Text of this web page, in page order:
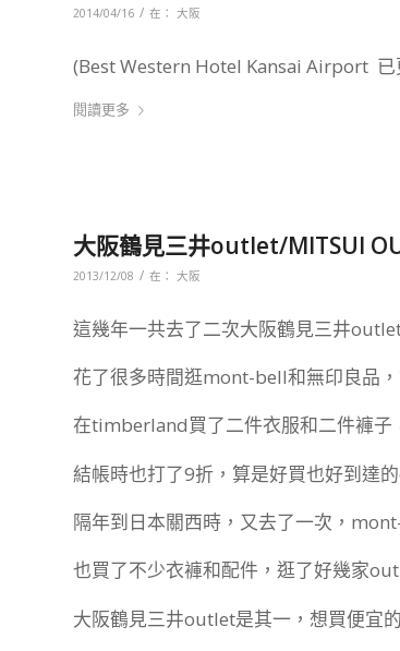
2014/04/16 / 在： 大阪
(Best Western Hotel Kansai Airport
閱讀更多
大阪鶴見三井outlet/MITSUI
2013/12/08 / 在： 大阪
這幾年一共去了二次大阪鶴見三井
花了很多時間逛mont-bell和無印良品
在timberland買了二件衣服和二件褲子
結帳時也打了9折，算是好買也好到達
隔年到日本關西時，又去了一次，
也買了不少衣褲和配件，逛了好幾家
大阪鶴見三井outlet是其一，想買便宜